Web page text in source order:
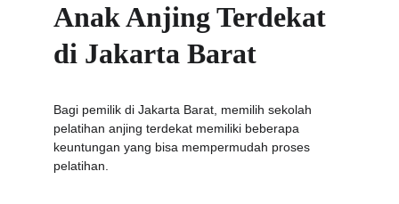
Anak Anjing Terdekat
di Jakarta Barat
Bagi pemilik di Jakarta Barat, memilih sekolah
pelatihan anjing terdekat memiliki beberapa
keuntungan yang bisa mempermudah proses
pelatihan.